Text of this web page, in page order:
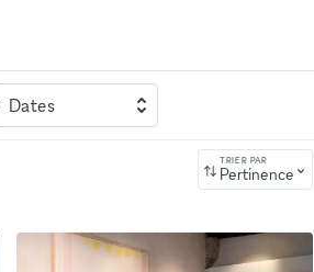
Dates
TRIER PAR
Pertinence